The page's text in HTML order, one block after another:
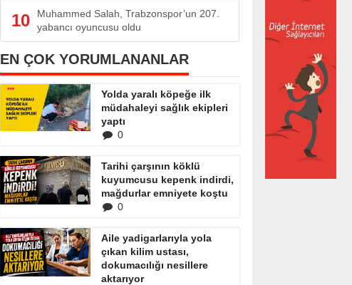
10
Muhammed Salah, Trabzonspor’un 207.
yabancı oyuncusu oldu
EN ÇOK YORUMLANANLAR
Yolda yaralı köpeğe ilk
müdahaleyi sağlık ekipleri
yaptı
0
Tarihi çarşının köklü
kuyumcusu kepenk indirdi,
mağdurlar emniyete koştu
0
Aile yadigarlarıyla yola
çıkan kilim ustası,
dokumacılığı nesillere
aktarıyor